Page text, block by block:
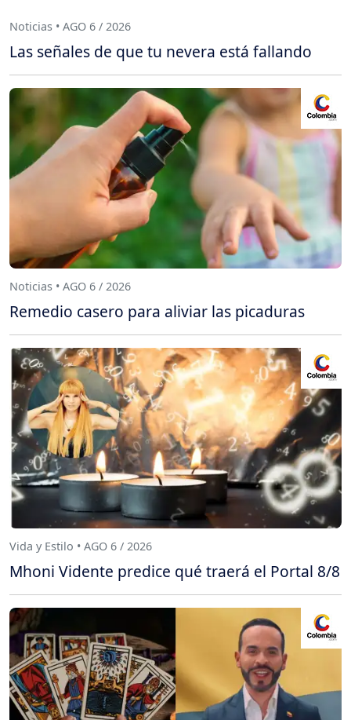
Noticias • AGO 6 / 2026
Las señales de que tu nevera está fallando
Noticias • AGO 6 / 2026
Remedio casero para aliviar las picaduras
Vida y Estilo • AGO 6 / 2026
Mhoni Vidente predice qué traerá el Portal 8/8